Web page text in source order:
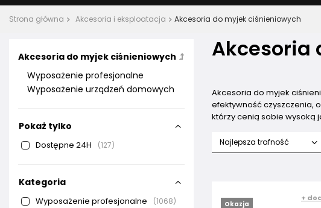
Strona główna Akcesoria i eksploatacja Akcesoria do myjek ciśnieniowych
Akcesoria do myjek ciśnieniowych
Wyposażenie profesjonalne
Wyposażenie urządzeń domowych
Pokaż tylko
Dostępne 24H 127
Kategoria
Wyposażenie profesjonalne 1068
Akcesoria
Akcesoria do myjek
efektywność czyszczenia,
którzy cenią sobie wysoką
Najlepsza trafność
Okazja
+